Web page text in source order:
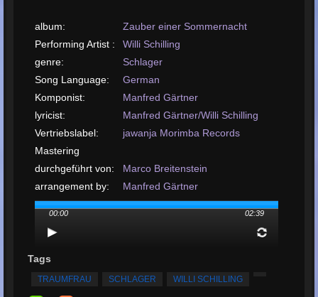
album:
Zauber einer Sommernacht
Performing Artist :
Willi Schilling
genre:
Schlager
Song Language:
German
Komponist:
Manfred Gärtner
lyricist:
Manfred Gärtner/Willi Schilling
Vertriebslabel:
jawanja Morimba Records
Mastering
durchgeführt von:
Marco Breitenstein
arrangement by:
Manfred Gärtner
Upload- oder
Lied hochladen:
Insgesamt
gespielt:
57
00:00 02:39
Tags
TRAUMFRAU SCHLAGER WILLI SCHILLING